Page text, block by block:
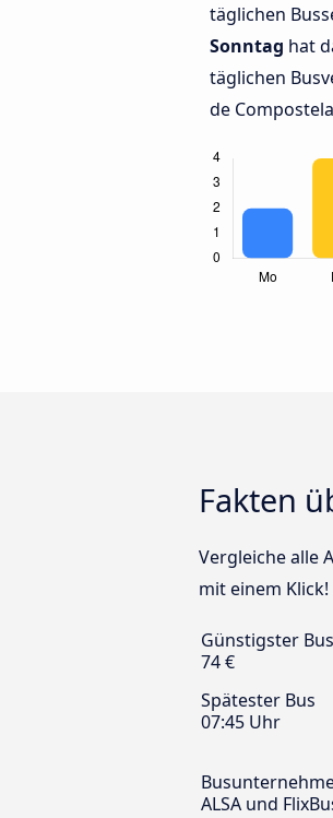
täglichen
Sonntag hat
täglichen
de
Fakten
Vergleiche alle
mit einem
Günstigster Bus
74 €
Spätester Bus
07:45 Uhr
ALSA und